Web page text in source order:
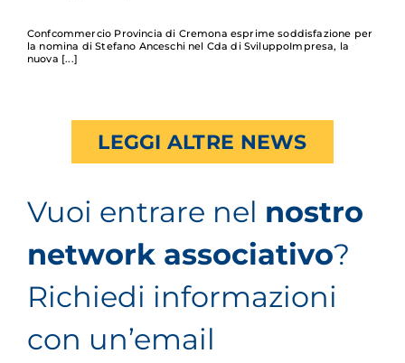
Confcommercio Provincia di Cremona esprime soddisfazione per
la nomina di Stefano Anceschi nel Cda di SviluppoImpresa, la
nuova
LEGGI ALTRE NEWS
Vuoi entrare nel nostro
network associativo?
Richiedi informazioni
con un’email